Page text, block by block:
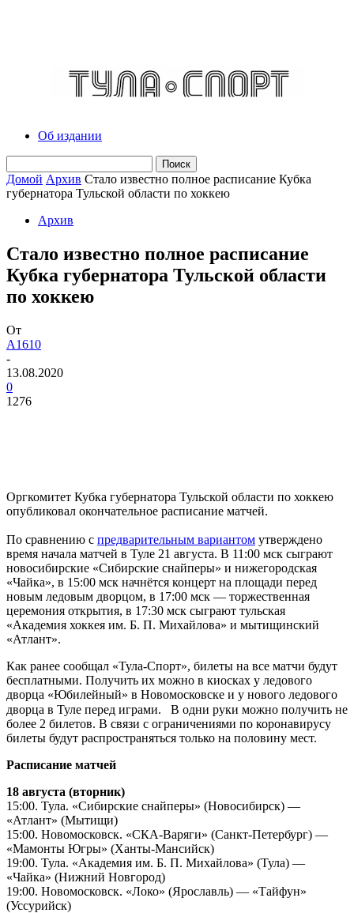
Об издании
Домой Архив Стало известно полное расписание Кубка
губернатора Тульской области по хоккею
Архив
Стало известно полное расписание
Кубка губернатора Тульской области
по хоккею
От
A1610
-
13.08.2020
0
1276
Оргкомитет Кубка губернатора Тульской области по хоккею
опубликовал окончательное расписание матчей.
По сравнению с предварительным вариантом утверждено
время начала матчей в Туле 21 августа. В 11:00 мск сыграют
новосибирские «Сибирские снайперы» и нижегородская
«Чайка», в 15:00 мск начнётся концерт на площади перед
новым ледовым дворцом, в 17:00 мск — торжественная
церемония открытия, в 17:30 мск сыграют тульская
«Академия хоккея им. Б. П. Михайлова» и мытищинский
«Атлант».
Как ранее сообщал «Тула-Спорт», билеты на все матчи будут
бесплатными⁣. Получить их можно в киосках у ледового
дворца «Юбилейный» в Новомосковске и у нового ледового
дворца в Туле перед играми.⁣⁣⠀В одни руки можно получить не
более 2 билетов.⁣⁣ В связи с ограничениями по коронавирусу
билеты будут распространяться только на половину мест.
Расписание матчей
18 августа (вторник)
15:00. Тула. «Сибирские снайперы» (Новосибирск) —
«Атлант» (Мытищи)
15:00. Новомосковск. «СКА-Варяги» (Санкт-Петербург) —
«Мамонты Югры» (Ханты-Мансийск)
19:00. Тула. «Академия им. Б. П. Михайлова» (Тула) —
«Чайка» (Нижний Новгород)
19:00. Новомосковск. «Локо» (Ярославль) — «Тайфун»
(Уссурийск)